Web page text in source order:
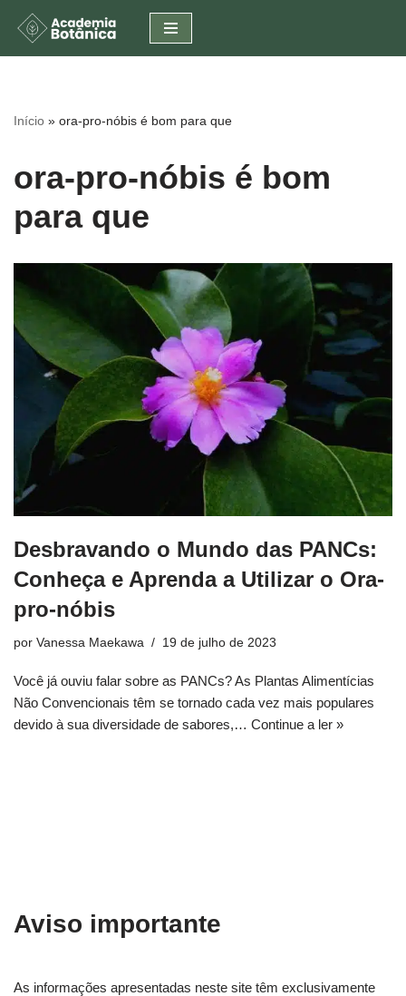
Pular
conteúdo
Início » ora-pro-nóbis é bom para que
ora-pro-nóbis é bom
para que
Desbravando o Mundo das PANCs:
Conheça e Aprenda a Utilizar o Ora-
pro-nóbis
por Vanessa Maekawa 19 de julho de 2023
Você já ouviu falar sobre as PANCs? As Plantas Alimentícias
Não Convencionais têm se tornado cada vez mais populares
devido à sua diversidade de sabores,… Continue a ler »
Aviso importante
As informações apresentadas neste site têm exclusivamente